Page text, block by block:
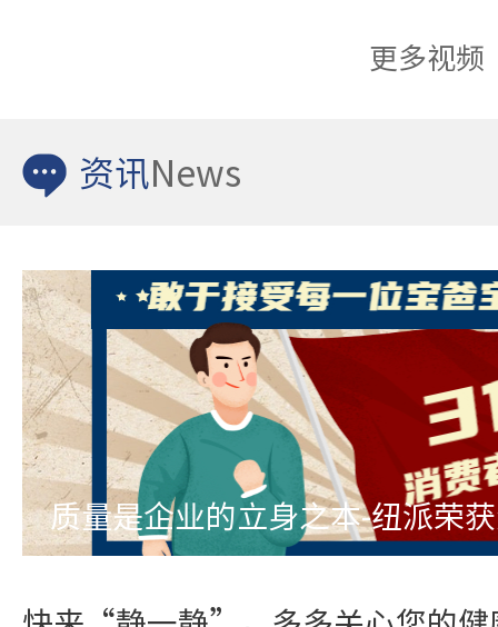
更多视频
资讯 News
质量是企业的立身之本-纽派荣